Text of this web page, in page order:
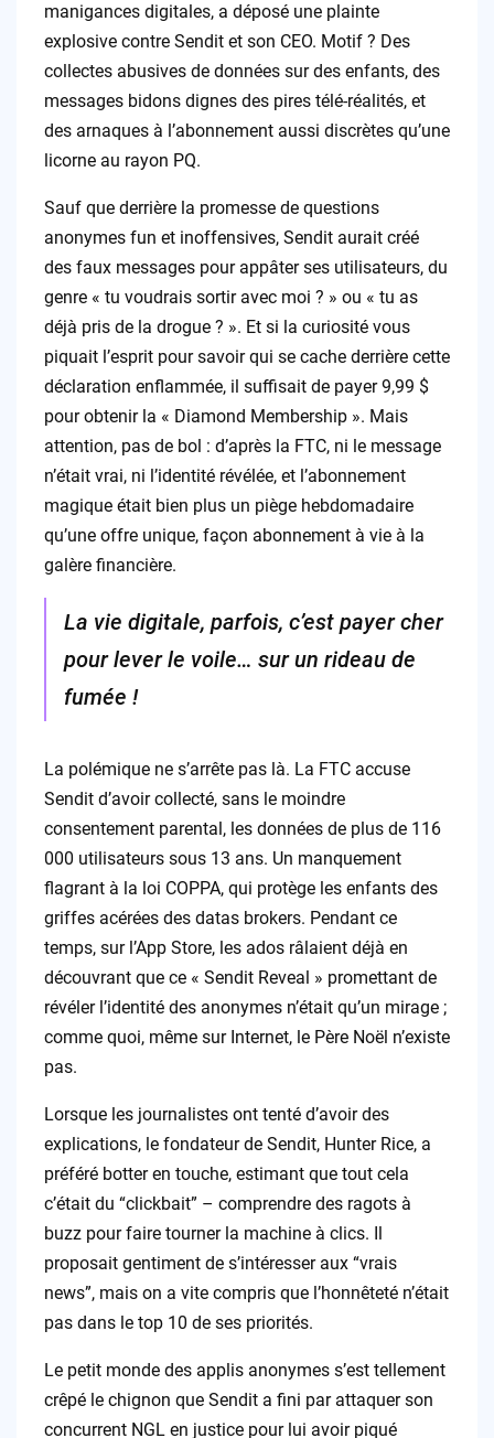
manigances digitales, a déposé une plainte
explosive contre Sendit et son CEO. Motif ? Des
collectes abusives de données sur des enfants, des
messages bidons dignes des pires télé-réalités, et
des arnaques à l’abonnement aussi discrètes qu’une
licorne au rayon PQ.
Sauf que derrière la promesse de questions
anonymes fun et inoffensives, Sendit aurait créé
des faux messages pour appâter ses utilisateurs, du
genre « tu voudrais sortir avec moi ? » ou « tu as
déjà pris de la drogue ? ». Et si la curiosité vous
piquait l’esprit pour savoir qui se cache derrière cette
déclaration enflammée, il suffisait de payer 9,99 $
pour obtenir la « Diamond Membership ». Mais
attention, pas de bol : d’après la FTC, ni le message
n’était vrai, ni l’identité révélée, et l’abonnement
magique était bien plus un piège hebdomadaire
qu’une offre unique, façon abonnement à vie à la
galère financière.
La vie digitale, parfois, c’est payer cher
pour lever le voile… sur un rideau de
fumée !
La polémique ne s’arrête pas là. La FTC accuse
Sendit d’avoir collecté, sans le moindre
consentement parental, les données de plus de 116
000 utilisateurs sous 13 ans. Un manquement
flagrant à la loi COPPA, qui protège les enfants des
griffes acérées des datas brokers. Pendant ce
temps, sur l’App Store, les ados râlaient déjà en
découvrant que ce « Sendit Reveal » promettant de
révéler l’identité des anonymes n’était qu’un mirage ;
comme quoi, même sur Internet, le Père Noël n’existe
pas.
Lorsque les journalistes ont tenté d’avoir des
explications, le fondateur de Sendit, Hunter Rice, a
préféré botter en touche, estimant que tout cela
c’était du “clickbait” – comprendre des ragots à
buzz pour faire tourner la machine à clics. Il
proposait gentiment de s’intéresser aux “vrais
news”, mais on a vite compris que l’honnêteté n’était
pas dans le top 10 de ses priorités.
Le petit monde des applis anonymes s’est tellement
crêpé le chignon que Sendit a fini par attaquer son
concurrent NGL en justice pour lui avoir piqué